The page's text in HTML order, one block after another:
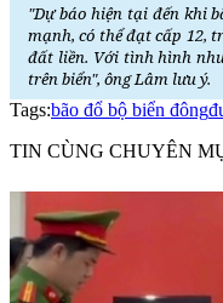
"Dự báo hiện tại đến khi
mạnh, có thể đạt cấp 12,
đất liền. Với tình hình
trên biển", ông Lâm lưu ý.
Tags:bão đổ bộ biển đông
TIN CÙNG CHUYÊN